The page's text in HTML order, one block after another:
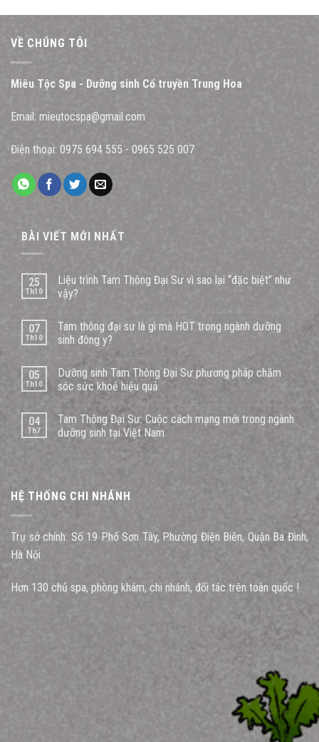
VỀ CHÚNG TÔI
Miêu Tộc Spa - Dưỡng sinh Cổ truyền Trung Hoa
Email: mieutocspa@gmail.com
Điện thoại: 0975 694 555 - 0965 525 007
BÀI VIẾT MỚI NHẤT
25
Th10
Liệu trình Tam Thông Đại Sư vì sao lại “đặc biệt” như
vậy?
07
Th10
Tam thông đại sư là gì mà HOT trong ngành dưỡng
sinh đông y?
05
Th10
Dưỡng sinh Tam Thông Đại Sư phương pháp chăm
sóc sức khoẻ hiệu quả
04
Th7
Tam Thông Đại Sư: Cuộc cách mạng mới trong ngành
dưỡng sinh tại Việt Nam
HỆ THỐNG CHI NHÁNH
Trụ sở chính: Số 19 Phố Sơn Tây, Phường Điện Biên, Quận Ba Đình,
Hà Nội
Hơn 130 chủ spa, phòng khám, chi nhánh, đối tác trên toàn quốc !